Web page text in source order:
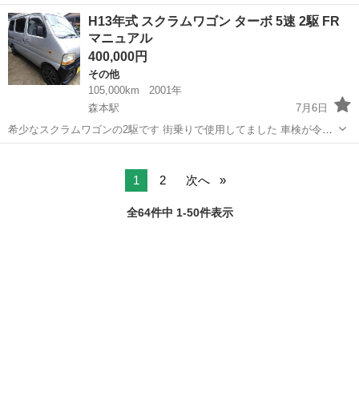
https://www.otoron.jp/lists/detail?carno=027159 ※全車両2年車検付き
自己破産、債務整理の...
石川 野々市市 その他
H13年式 スクラムワゴン ターボ 5速 2駆 FR
マニュアル
400,000円
その他
105,000km
2001年
森本駅
7月6日
希少なスクラムワゴンの2駆です 街乗りで使用してました 車検が令和3
年7月6日までで現在、車検切れの状態です 装備 ETC ナビ 地デジ フル
1 2 次へ
全64件中 1-50件表示